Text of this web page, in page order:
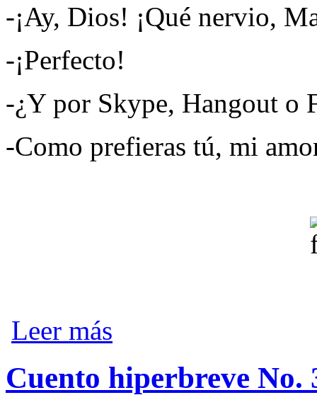
-¡Ay, Dios! ¡Qué nervio,
-¡Perfecto!
-¿Y por Skype, Hangout o
-Como prefieras tú, mi
Leer más
Cuento hiperbreve No.